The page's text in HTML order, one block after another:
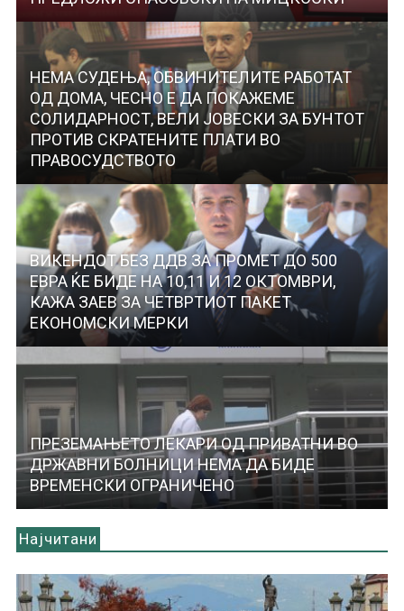
НЕМА СУДЕЊА, ОБВИНИТЕЛИТЕ РАБОТАТ
ОД ДОМА, ЧЕСНО Е ДА ПОКАЖЕМЕ
СОЛИДАРНОСТ, ВЕЛИ ЈОВЕСКИ ЗА БУНТОТ
ПРОТИВ СКРАТЕНИТЕ ПЛАТИ ВО
ПРАВОСУДСТВОТО
ВИКЕНДОТ БЕЗ ДДВ ЗА ПРОМЕТ ДО 500
ЕВРА ЌЕ БИДЕ НА 10,11 И 12 ОКТОМВРИ,
КАЖА ЗАЕВ ЗА ЧЕТВРТИОТ ПАКЕТ
ЕКОНОМСКИ МЕРКИ
ПРЕЗЕМАЊЕТО ЛЕКАРИ ОД ПРИВАТНИ ВО
ДРЖАВНИ БОЛНИЦИ НЕМА ДА БИДЕ
ВРЕМЕНСКИ ОГРАНИЧЕНО
Најчитани